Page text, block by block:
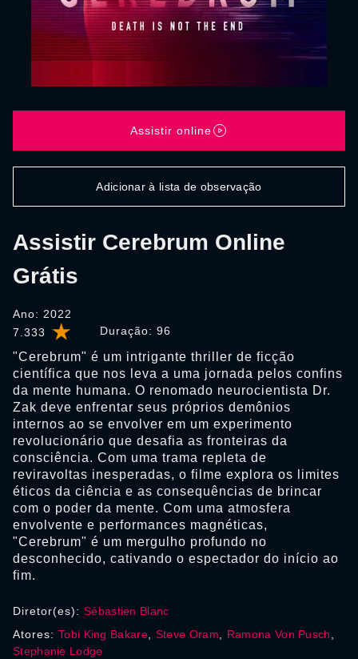
7.333 Duração: 96
Assistir Cerebrum Online
Grátis
Ano: 2022
"Cerebrum" é um intrigante thriller de ficção
científica que nos leva a uma jornada pelos confins
da mente humana. O renomado neurocientista Dr.
Zak deve enfrentar seus próprios demônios
internos ao se envolver em um experimento
revolucionário que desafia as fronteiras da
consciência. Com uma trama repleta de
reviravoltas inesperadas, o filme explora os limites
éticos da ciência e as consequências de brincar
com o poder da mente. Com uma atmosfera
envolvente e performances magnéticas,
"Cerebrum" é um mergulho profundo no
desconhecido, cativando o espectador do início ao
fim.
Assistir online
Adicionar à lista de observação
Diretor(es): Sébastien Blanc
Atores: Tobi King Bakare, Steve Oram Ramona Von Pusch
Stephanie Lodge